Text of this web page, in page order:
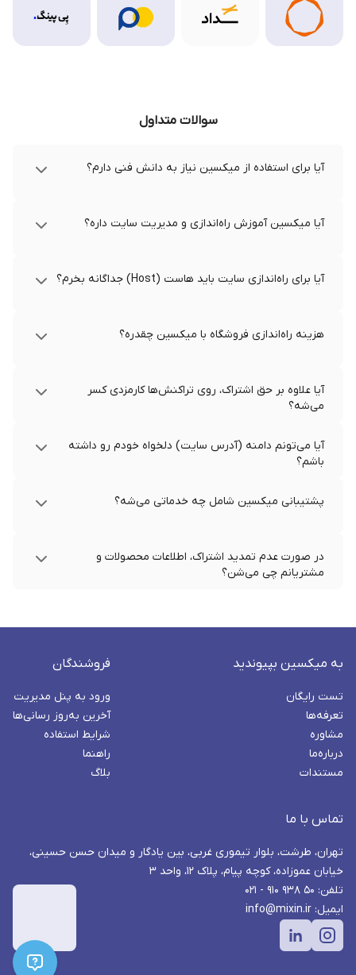
سوالات متداول
آیا برای استفاده از میکسین نیاز به دانش فنی دارم؟
آیا میکسین آموزش راه‌اندازی و مدیریت سایت داره؟
آیا برای راه‌اندازی سایت باید هاست (Host) جداگانه بخرم؟
هزینه راه‌اندازی فروشگاه با میکسین چقدره؟
آیا علاوه بر حق اشتراک، روی تراکنش‌ها کارمزدی کسر
می‌شه؟
آیا می‌تونم دامنه (آدرس سایت) دلخواه خودم رو داشته
باشم؟
پشتیبانی میکسین شامل چه خدماتی می‌شه؟
در صورت عدم تمدید اشتراک، اطلاعات محصولات و
مشتریانم چی می‌شن؟
به میکسین بپیوندید
تست رایگان
تعرفه‌ها
مشاوره
درباره‌ما
مستندات
فروشندگان
ورود به پنل مدیریت
آخرین به‌روز رسانی‌ها
شرایط استفاده
راهنما
بلاگ
تماس با ما
تهران، طرشت، بلوار تیموری غربی، بین یادگار و میدان حسن حسینی،
خیابان عموزاده، کوچه پیام، پلاک ۱۲، واحد ۳
تلفن: ۵۰ ۹۳۸ ۹۱۰ - ۰۲۱
ایمیل: info@mixin.ir